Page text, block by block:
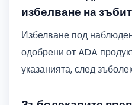
избелване на
Избелване под
одобрени от ADA
указанията, след